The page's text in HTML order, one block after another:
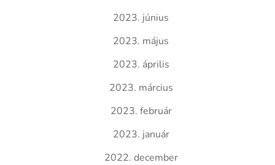
2023. június
2023. május
2023. április
2023. március
2023. február
2023. január
2022. december